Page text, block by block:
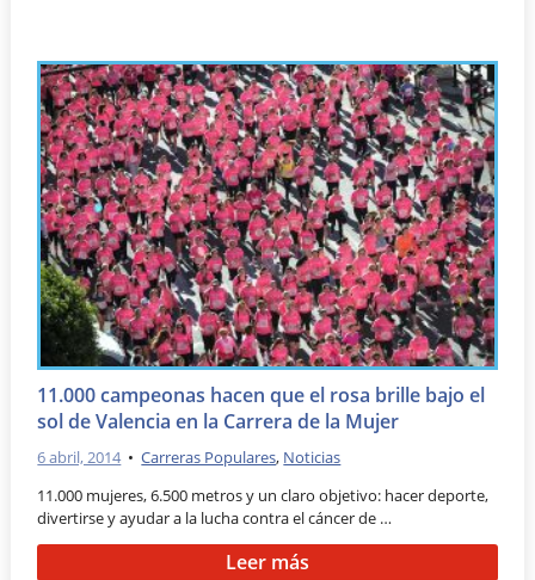
11.000 campeonas hacen que el rosa brille bajo el
sol de Valencia en la Carrera de la Mujer
6 abril, 2014 •Carreras Populares, Noticias
11.000 mujeres, 6.500 metros y un claro objetivo: hacer deporte,
divertirse y ayudar a la lucha contra el cáncer de …
Leer más